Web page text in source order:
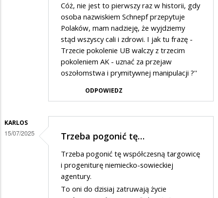
Cóż, nie jest to pierwszy raz w historii, gdy
osoba nazwiskiem Schnepf przepytuje
Polaków, mam nadzieję, że wyjdziemy
stąd wszyscy cali i zdrowi. I jak tu frazę -
Trzecie pokolenie UB walczy z trzecim
pokoleniem AK - uznać za przejaw
oszołomstwa i prymitywnej manipulacji ?''
ODPOWIEDZ
KARLOS
15/07/2025 Trzeba pogonić tę…
Trzeba pogonić tę współczesną targowicę
i progeniturę niemiecko-sowieckiej
agentury.
To oni do dzisiaj zatruwają życie